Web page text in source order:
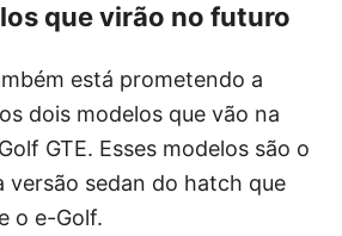
que virão no futuro
está prometendo a
dois modelos que vão na
GTE. Esses modelos são o
versão sedan do hatch que
o e-Golf.